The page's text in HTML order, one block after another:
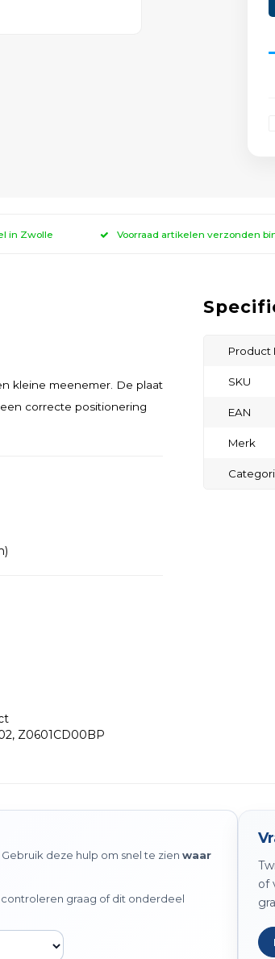
in Zwolle Voorraad artikelen verzonden
kleine meenemer. De plaat
correcte positionering
Z0601CD00BP
Product
SKU
EAN
Merk
deze hulp om snel te zien waar
graag of dit onderdeel
of